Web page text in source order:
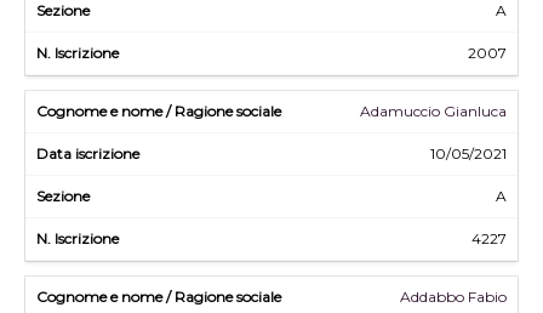
A
2007
Adamuccio Gianluca
10/05/2021
A
4227
Addabbo Fabio